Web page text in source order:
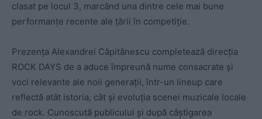
clasat pe locul 3, marcând una dintre cele mai bune
performanțe recente ale țării în competiție.
Prezența Alexandrei Căpitănescu completează direcția
ROCK DAYS de a aduce împreună nume consacrate și
voci relevante ale noii generații, într-un lineup care
reflectă atât istoria, cât și evoluția scenei muzicale locale
de rock. Cunoscută publicului și după câștigarea